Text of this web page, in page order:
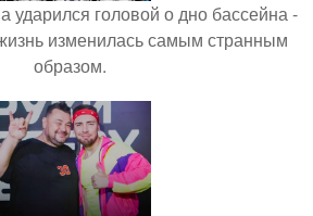
ударился головой о дно бассейна -
изменилась самым странным
образом.